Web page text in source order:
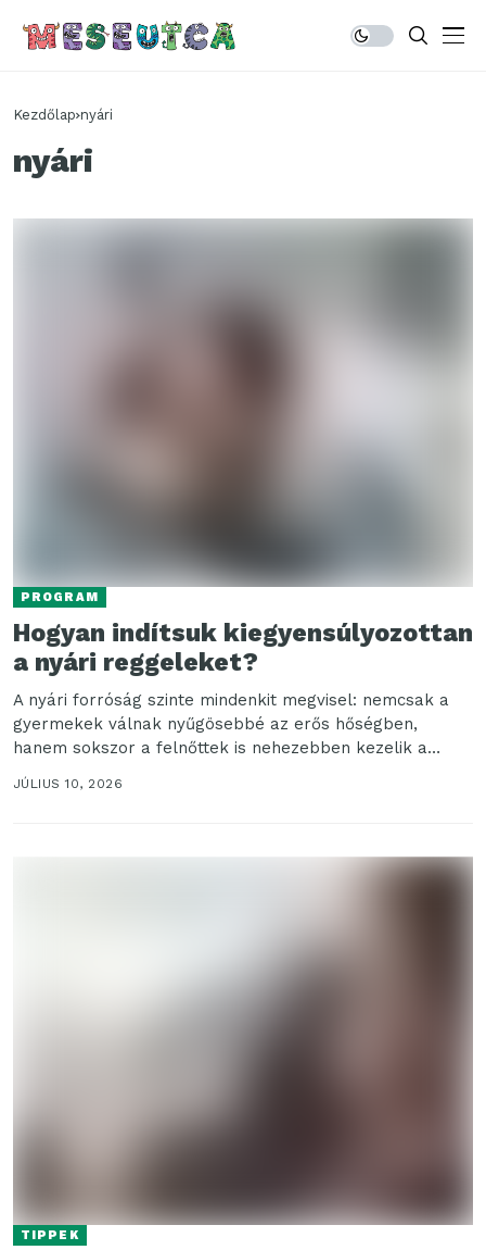
Kezdőlap nyári
nyári
PROGRAM
Hogyan indítsuk kiegyensúlyozottan
a nyári reggeleket?
A nyári forróság szinte mindenkit megvisel: nemcsak a
gyermekek válnak nyűgösebbé az erős hőségben,
hanem sokszor a felnőttek is nehezebben kezelik a
napi...
JÚLIUS 10, 2026
TIPPEK